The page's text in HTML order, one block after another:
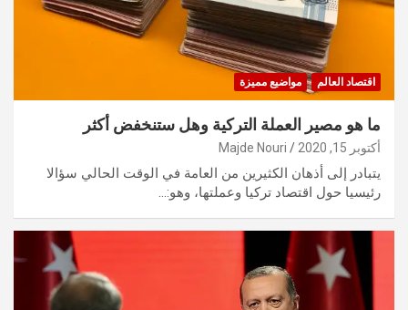
اقتصاد العالم مواضيع مميزة
ما هو مصير العملة التركية وهل ستنخفض أكثر
أكتوبر 15, 2020 Majde Nouri
يتبادر إلى أذهان الكثيرين من العامة في الوقت الحالي سؤالا
رئيسيا حول اقتصاد تركيا وعملتها، وهو:…